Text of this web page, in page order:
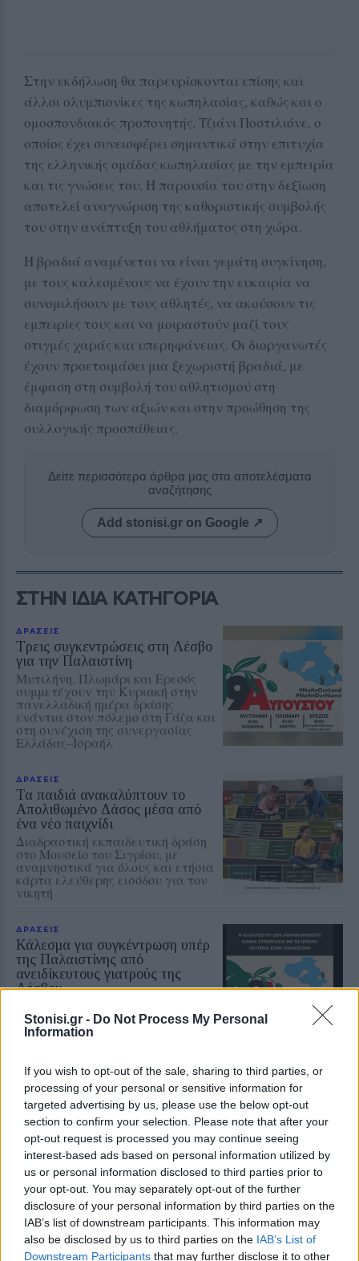
Stonisi.gr - Do Not Process My Personal
Information
If you wish to opt-out of the sale, sharing to third parties, or
processing of your personal or sensitive information for
targeted advertising by us, please use the below opt-out
section to confirm your selection. Please note that after your
opt-out request is processed you may continue seeing
interest-based ads based on personal information utilized by
us or personal information disclosed to third parties prior to
your opt-out. You may separately opt-out of the further
disclosure of your personal information by third parties on the
IAB’s list of downstream participants. This information may
also be disclosed by us to third parties on the IAB’s List of
Downstream Participants that may further disclose it to other
Στην εκδήλωση θα παρευρίσκονται επίσης και
άλλοι ολυμπιονίκες της κωπηλασίας, καθώς και ο
ομοσπονδιακός προπονητής, Τζιάνι Ποστιλιόνε, ο
οποίος έχει συνεισφέρει σημαντικά στην επιτυχία
της ελληνικής ομάδας κωπηλασίας με την εμπειρία
και τις γνώσεις του. Η παρουσία του στην δεξίωση
αποτελεί αναγνώριση της καθοριστικής συμβολής
του στην ανάπτυξη του αθλήματος στη χώρα.
Η βραδιά αναμένεται να είναι γεμάτη συγκίνηση,
με τους καλεσμένους να έχουν την ευκαιρία να
συνομιλήσουν με τους αθλητές, να ακούσουν τις
εμπειρίες τους και να μοιραστούν μαζί τους
στιγμές χαράς και υπερηφάνειας. Οι διοργανωτές
έχουν προετοιμάσει μια ξεχωριστή βραδιά, με
έμφαση στη συμβολή του αθλητισμού στη
διαμόρφωση των αξιών και στην προώθηση της
συλλογικής προσπάθειας.
Δείτε περισσότερα άρθρα μας στα αποτελέσματα
αναζήτησης
Add stonisi.gr on Google ↗
ΣΤΗΝ ΙΔΙΑ ΚΑΤΗΓΟΡΙΑ
ΔΡΑΣΕΙΣ
Τρεις συγκεντρώσεις στη Λέσβο
για την Παλαιστίνη
Μυτιλήνη, Πλωμάρι και Ερεσός
συμμετέχουν την Κυριακή στην
πανελλαδική ημέρα δράσης
ενάντια στον πόλεμο στη Γάζα και
στη συνέχιση της συνεργασίας
Ελλάδας–Ισραήλ
ΔΡΑΣΕΙΣ
Τα παιδιά ανακαλύπτουν το
Απολιθωμένο Δάσος μέσα από
ένα νέο παιχνίδι
Διαδραστική εκπαιδευτική δράση
στο Μουσείο του Σιγρίου, με
αναμνηστικά για όλους και ετήσια
κάρτα ελεύθερης εισόδου για τον
νικητή
ΔΡΑΣΕΙΣ
Κάλεσμα για συγκέντρωση υπέρ
της Παλαιστίνης από
ανειδίκευτους γιατρούς της
Λέσβου
7.30 το απόγευμα, έξω από το
κεντρικό κτήριο της Περιφέρειας
ΔΡΑΣΕΙΣ
Ρούχα και τρόφιμα για τους
ανθρώπους που έχουν ανάγκη
Νέα συνεργασία της
«Ανακύκλωσης Αιγαίου» με τον
Σύνδεσμο Κοινωνικής Προστασίας
και Αλληλεγγύης
ΔΡΑΣΕΙΣ
Καλοκαιρινή γιορτή για τα